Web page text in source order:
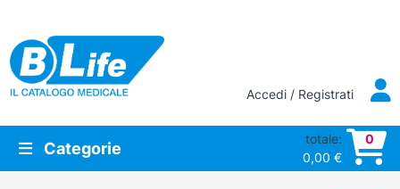
Vai al contenuto principale
Accedi / Registrati
Categorie
totale:
0,00 €
0